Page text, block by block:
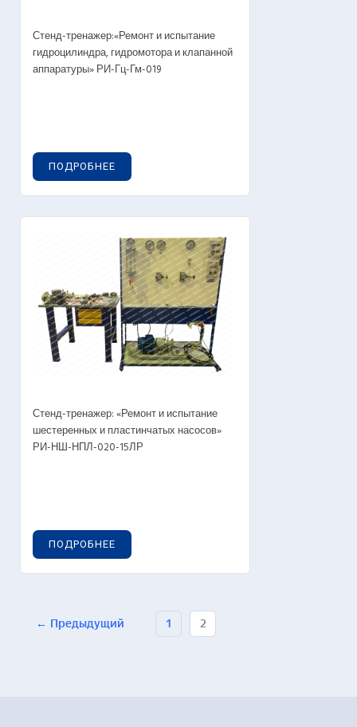
Стенд-тренажер:«Ремонт и испытание
гидроцилиндра, гидромотора и клапанной
аппаратуры» РИ-Гц-Гм-019
ПОДРОБНЕЕ
Стенд-тренажер: «Ремонт и испытание
шестеренных и пластинчатых насосов»
РИ-НШ-НПЛ-020-15ЛР
ПОДРОБНЕЕ
Предыдущий 1 2